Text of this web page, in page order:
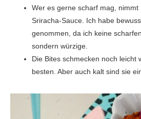
Wer es gerne scharf mag,
Sriracha-Sauce. Ich habe
genommen, da ich keine
sondern würzige.
Die Bites schmecken noch leicht
besten. Aber auch kalt sind sie